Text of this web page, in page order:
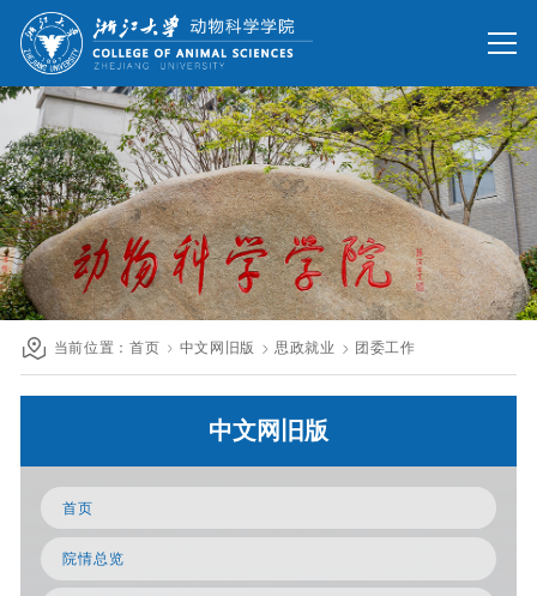
网站首页
院情总览
师资队伍
人才培养
科学研究
国际交流
发展联络
英文网站
旧版回顾
当前位置：首页 中文网旧版 思政就业 团委工作
中文网旧版
首页
院情总览